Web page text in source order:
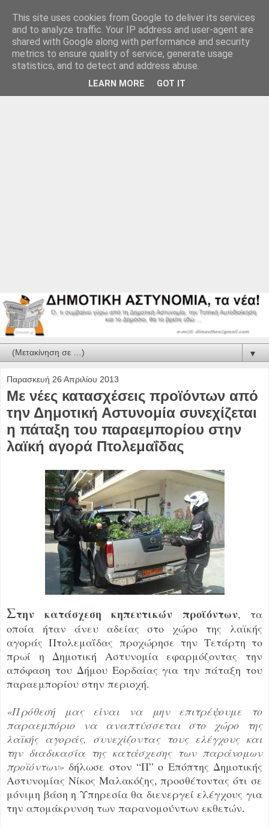
▼
Παρασκευή 26 Απριλίου 2013
Με νέες κατασχέσεις προϊόντων από
την Δημοτική Αστυνομία συνεχίζεται
η πάταξη του παραεμπορίου στην
λαϊκή αγορά Πτολεμαΐδας
Στην κατάσχεση κηπευτικών προϊόντων, τα
οποία ήταν άνευ αδείας στο χώρο της λαϊκής
αγοράς Πτολεμαΐδας προχώρησε την Τετάρτη το
πρωί η Δημοτική Αστυνομία εφαρμόζοντας την
απόφαση του Δήμου Εορδαίας για την πάταξη του
παραεμπορίου στην περιοχή.
«Πρόθεσή μας είναι να μην επιτρέψουμε το
παραεμπόριο να αναπτύσσεται στο χώρο της
λαϊκής αγοράς, συνεχίζοντας τους ελέγχους και
την διαδικασία της κατάσχεσης των παράνομων
προϊόντων» δήλωσε στον “Π” ο Επόπτης Δημοτικής
Αστυνομίας Νίκος Μαλακόζης, προσθέτοντας ότι σε
μόνιμη βάση η Υπηρεσία θα διενεργεί ελέγχους για
την απομάκρυνση των παρανομούντων εκθετών.
This site uses cookies from Google to deliver its services
and to analyze traffic. Your IP address and user-agent are
shared with Google along with performance and security
metrics to ensure quality of service, generate usage
statistics, and to detect and address abuse.
LEARN MORE GOT IT